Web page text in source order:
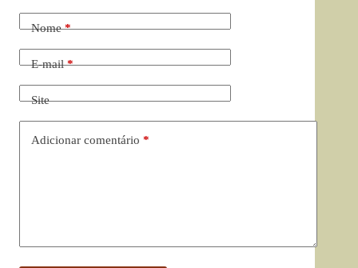
Nome*
E-mail*
Site
Adicionar comentário *